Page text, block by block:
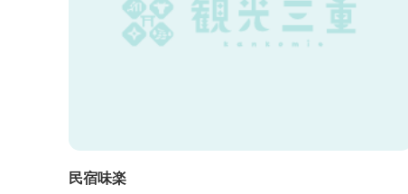
民宿味楽